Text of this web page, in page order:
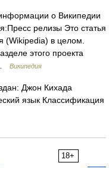
о Википедии
релизы Это статья
(Wikipedia) в целом.
этого проекта
Википедия
Джон Кихада
язык Классификация
18+